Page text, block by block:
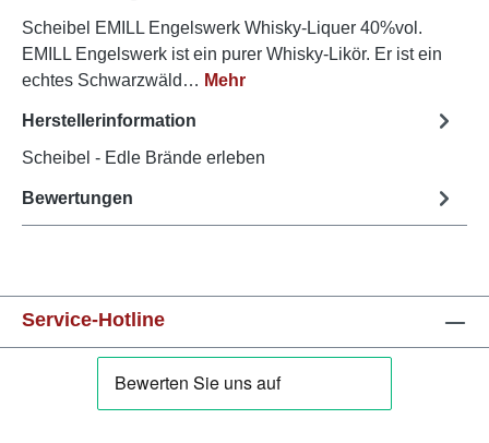
Scheibel EMILL Engelswerk Whisky-Liquer 40%vol.
EMILL Engelswerk ist ein purer Whisky-Likör. Er ist ein
echtes Schwarzwäld… Mehr
Herstellerinformation
Scheibel - Edle Brände erleben
Bewertungen
Service-Hotline